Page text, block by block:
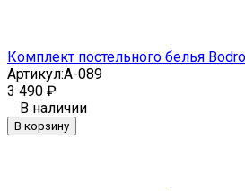
Комплект постельного белья
Артикул:A-089
3 490 ₽
В наличии
В корзину